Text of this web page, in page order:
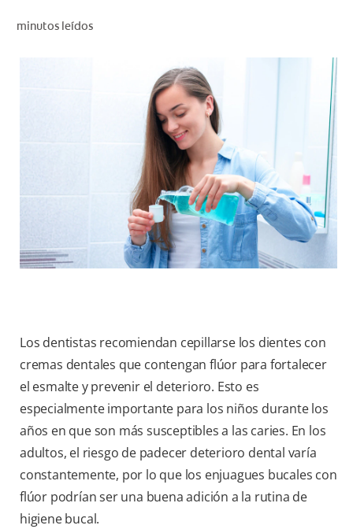
SUSCRÍBASE
minutos leídos
Los dentistas recomiendan cepillarse los dientes con
cremas dentales que contengan flúor para fortalecer
el esmalte y prevenir el deterioro. Esto es
especialmente importante para los niños durante los
años en que son más susceptibles a las caries. En los
adultos, el riesgo de padecer deterioro dental varía
constantemente, por lo que los enjuagues bucales con
flúor podrían ser una buena adición a la rutina de
higiene bucal.